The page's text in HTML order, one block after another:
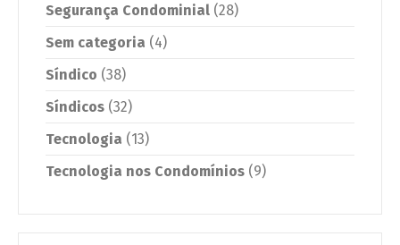
Segurança Condominial (28)
Sem categoria (4)
Síndico (38)
Síndicos (32)
Tecnologia (13)
Tecnologia nos Condomínios (9)